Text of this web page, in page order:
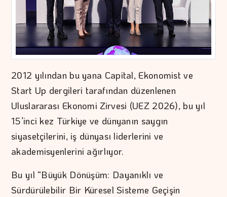
2012 yılından bu yana Capital, Ekonomist ve
Start Up dergileri tarafından düzenlenen
Uluslararası Ekonomi Zirvesi (UEZ 2026), bu yıl
15’inci kez Türkiye ve dünyanın saygın
siyasetçilerini, iş dünyası liderlerini ve
akademisyenlerini ağırlıyor.
Bu yıl “Büyük Dönüşüm: Dayanıklı ve
Sürdürülebilir Bir Küresel Sisteme Geçişin